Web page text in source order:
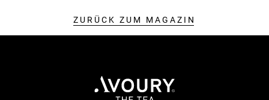
ZURÜCK ZUM MAGAZIN